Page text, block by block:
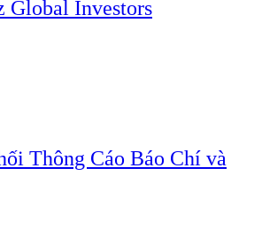
Global Investors
Thông Cáo Báo Chí và